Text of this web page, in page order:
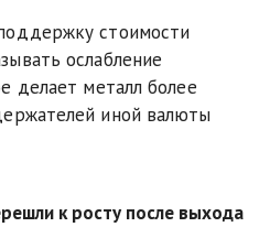
стоимости
ослабление
делает металл более
иной валюты
к росту после выхода